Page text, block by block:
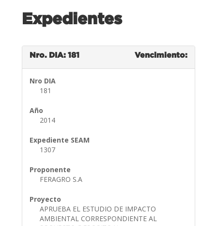
Expedientes
Nro. DIA: 181 Vencimiento:
Nro DIA
181
Año
2014
Expediente SEAM
1307
Proponente
FERAGRO S.A
Proyecto
APRUEBA EL ESTUDIO DE IMPACTO
AMBIENTAL CORRESPONDIENTE AL